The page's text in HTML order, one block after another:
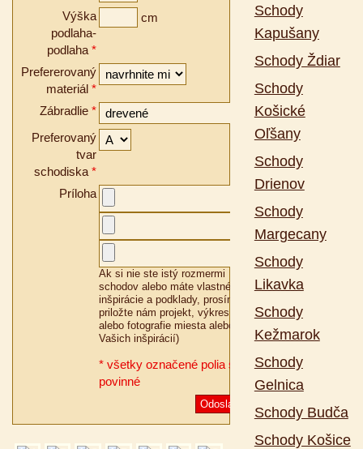
Výška
podlaha-
podlaha *
cm
Prefererovaný
materiál *
Zábradlie *
Preferovaný
tvar
schodiska *
Príloha
Ak si nie ste istý rozmermi
schodov alebo máte vlastné
inšpirácie a podklady, prosím,
priložte nám projekt, výkres
alebo fotografie miesta alebo
Vašich inšpirácií)
* všetky označené polia sú
povinné
Odoslať
Schody
Kapušany
Schody Ždiar
Schody
Košické
Oľšany
Schody
Drienov
Schody
Margecany
Schody
Likavka
Schody
Kežmarok
Schody
Gelnica
Schody Budča
Schody Košice